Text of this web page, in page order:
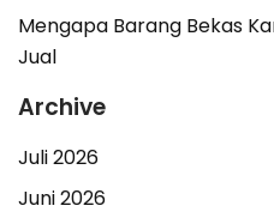
Mengapa Barang Bekas
Jual
Archive
Juli 2026
Juni 2026